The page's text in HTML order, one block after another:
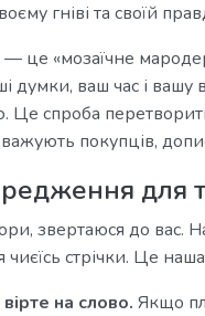
гніві та своїй
— це «мозаїчне
думки, ваш час і вашу
Це спроба
покупців,
для
звертаюся до вас.
стрічки. Це
на слово. Якщо